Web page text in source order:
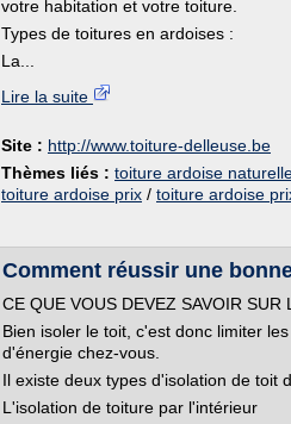
votre habitation et votre toiture.
Types de toitures en ardoises :
La...
Lire la suite
Site : http://www.toiture-delleuse.be
Thèmes liés : toiture ardoise
toiture ardoise prix / toiture ardoise
Comment réussir une
CE QUE VOUS DEVEZ SAVOIR
Bien isoler le toit, c'est donc limiter
d'énergie chez-vous.
Il existe deux types d'isolation de toit
L'isolation de toiture par l'intérieur